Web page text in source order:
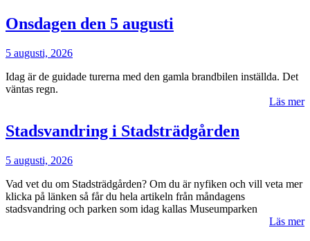
Onsdagen den 5 augusti
5 augusti, 2026
Idag är de guidade turerna med den gamla brandbilen inställda. Det
väntas regn.
Läs mer
Stadsvandring i Stadsträdgården
5 augusti, 2026
Vad vet du om Stadsträdgården? Om du är nyfiken och vill veta mer
klicka på länken så får du hela artikeln från måndagens
stadsvandring och parken som idag kallas Museumparken
Läs mer